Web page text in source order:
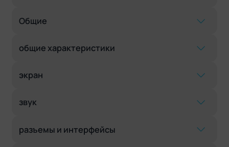
Общие
общие характеристики
экран
звук
разъемы и интерфейсы